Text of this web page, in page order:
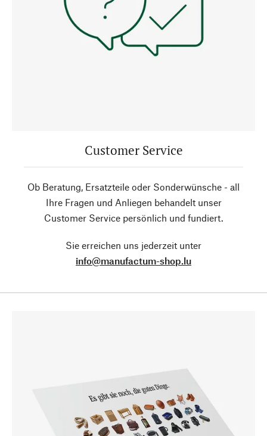
Customer Service
Ob Beratung, Ersatzteile oder Sonderwünsche - all
Ihre Fragen und Anliegen behandelt unser
Customer Service persönlich und fundiert.
Sie erreichen uns jederzeit unter
info@manufactum-shop.lu